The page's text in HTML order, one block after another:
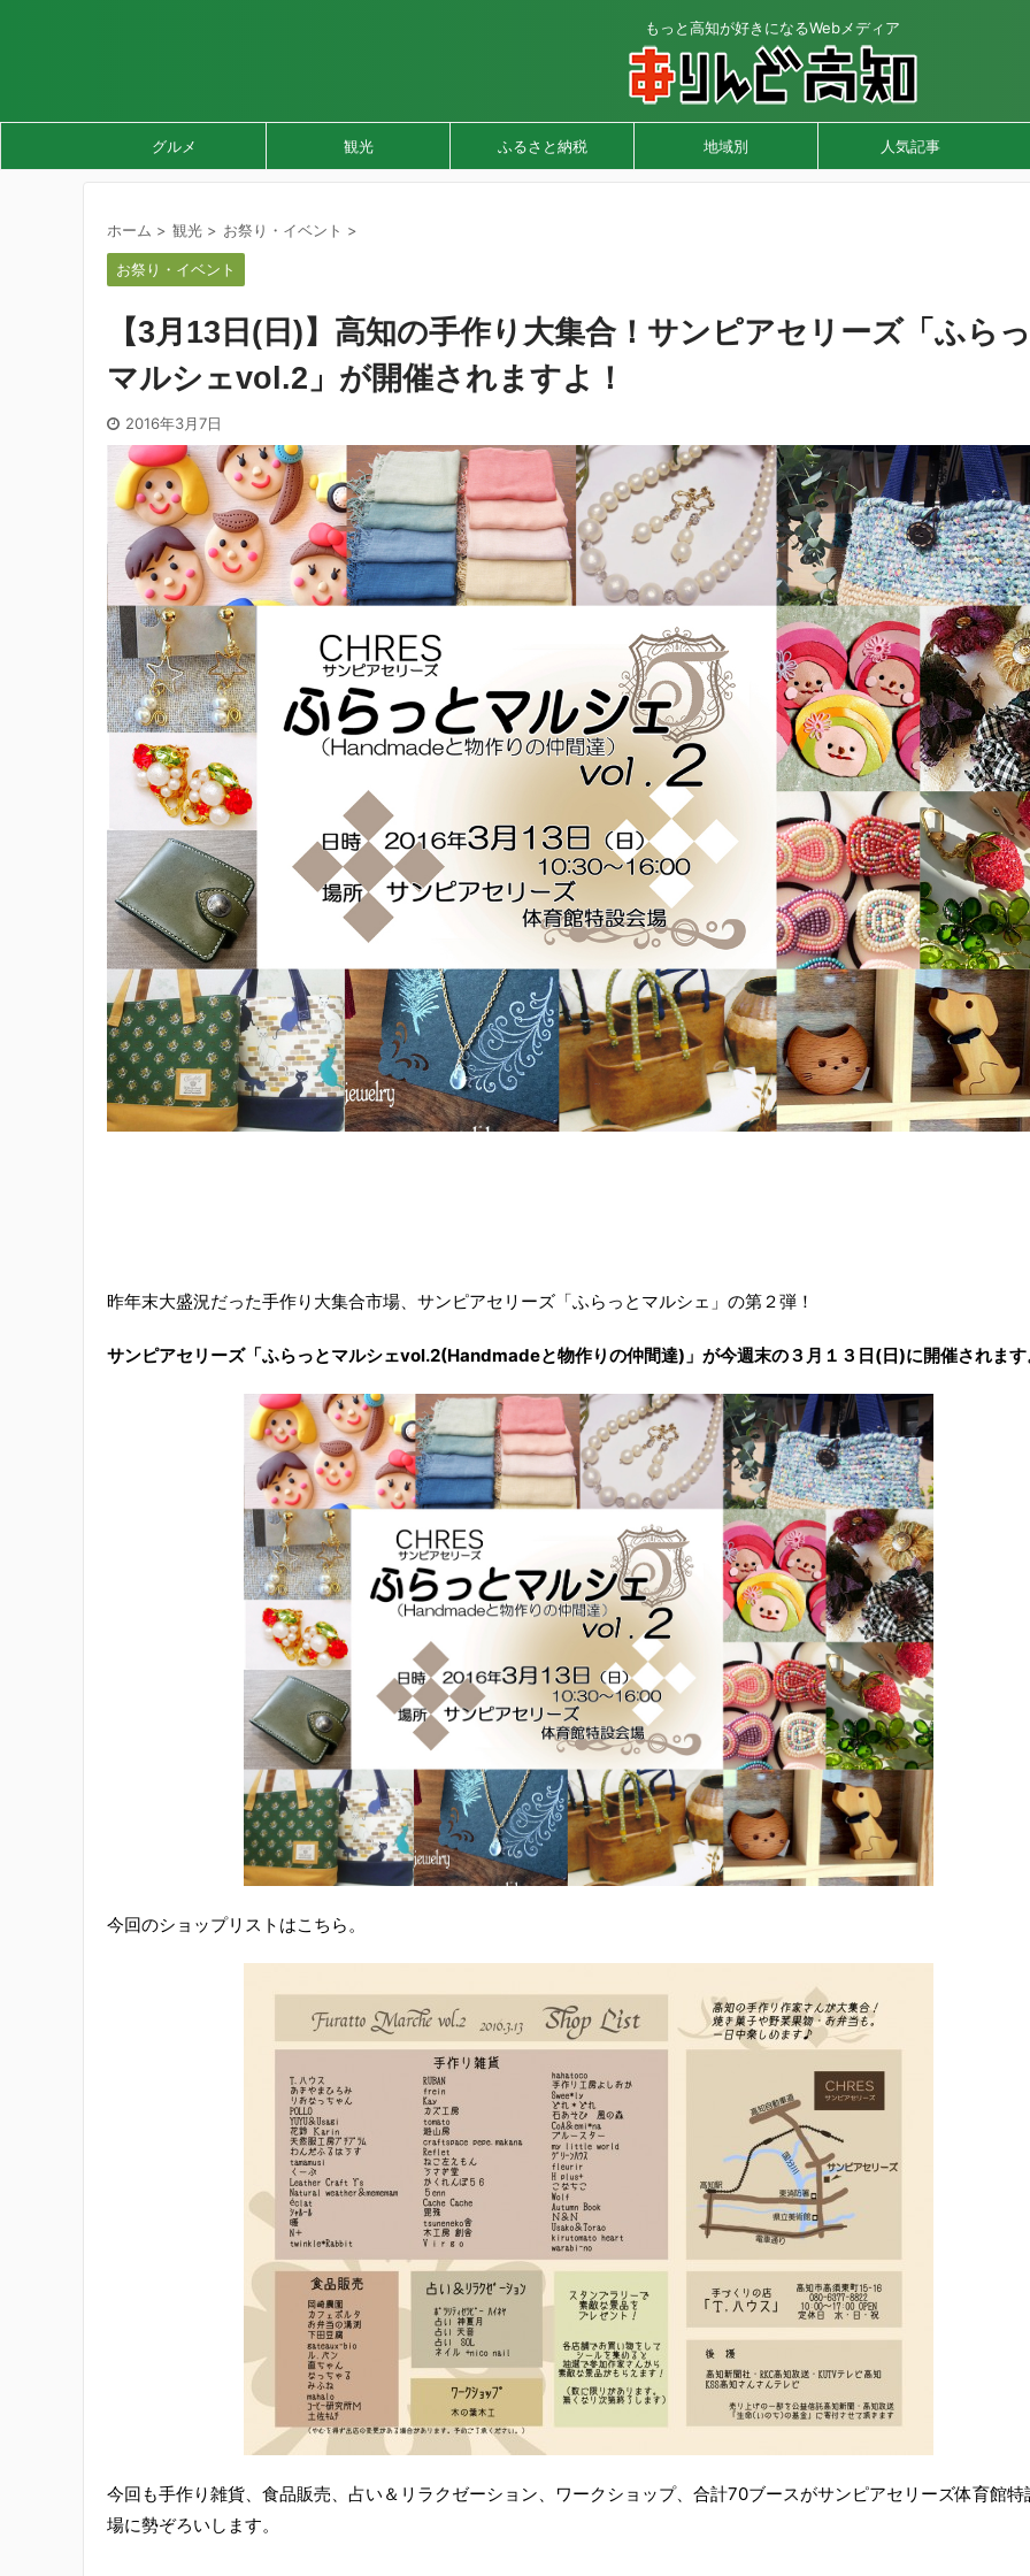
もっと高知が好きになるWebメディア
グルメ 観光 ふるさと納税 地域別 人気記事
ホーム > 観光 > お祭り・イベント >
お祭り・イベント
【3月13日(日)】高知の手作り大集合！サンピアセリーズ「ふら
マルシェvol.2」が開催されますよ！
2016年3月7日
昨年末大盛況だった手作り大集合市場、サンピアセリーズ「ふらっとマルシェ」の第２弾！
サンピアセリーズ「ふらっとマルシェvol.2(Handmadeと物作りの仲間達)」が今週末の３月１３日(日)に開催されます
今回のショップリストはこちら。
今回も手作り雑貨、食品販売、占い＆リラクゼーション、ワークショップ、合計70ブースがサンピアセリーズ体育館特
場に勢ぞろいします。